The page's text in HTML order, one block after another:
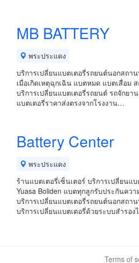
MB BATTERY
พระประแดง
บริการเปลี่ยนแบตเตอรี่รถยนต์นอกสถา
เมื่อเกิดเหตุฉุกเฉิน แบตหมด แบตเสื่อม
บริการเปลี่ยนแบตเตอรี่รถยนต์ รถจักยา
แบตเตอรี่ราคาส่งตรงจากโรงงาน…
Battery Center
พระประแดง
ร้านแบตเตอรี่เซ็นเตอร์ บริการเปลี่ยน
Yuasa Boliden แบตทุกลูกรับประกันค
บริการเปลี่ยนแบตเตอรี่รถยนต์นอกสถา
บริการเปลี่ยนแบตเตอรี่ด้วยระบบสำรอ
Terms of